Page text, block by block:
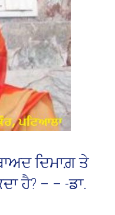
ਦਿਮਾਗ਼ ਤੇ
ਹੈ? – – -ਡਾ.